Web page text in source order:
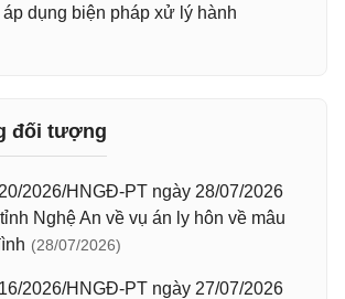
dụng biện pháp xử lý hành
đối tượng
2026/HNGĐ-PT ngày 28/07/2026
Nghệ An về vụ án ly hôn về mâu
(28/07/2026)
2026/HNGĐ-PT ngày 27/07/2026